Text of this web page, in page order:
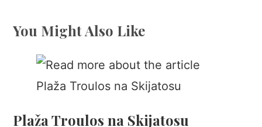
You Might Also Like
Plaža Troulos na Skijatosu